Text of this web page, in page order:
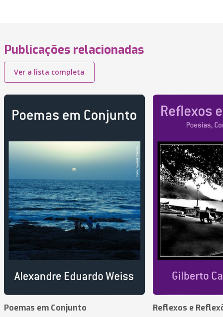
Publicações relacionadas
Ver a lista completa
Poemas em Conjunto Reflexos e